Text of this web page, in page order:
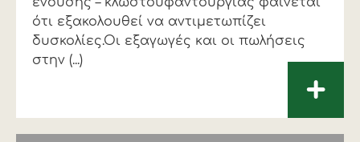
ότι εξακολουθεί να αντιμετωπίζει
δυσκολίες.Οι εξαγωγές και οι πωλήσεις
στην (...)
+